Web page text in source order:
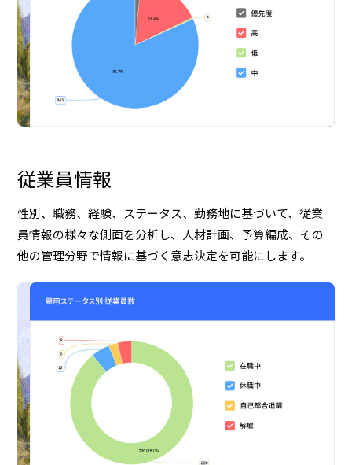
従業員情報
性別、職務、経験、ステータス、勤務地に基づいて、従業
員情報の様々な側面を分析し、人材計画、予算編成、その
他の管理分野で情報に基づく意志決定を可能にします。